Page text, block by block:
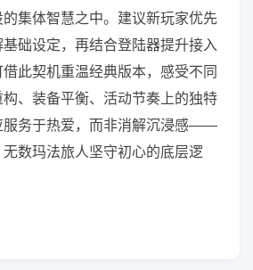
集体智慧之中。建议新玩家优先
础设定，再结合登陆器提升接入
此契机重温经典版本，感受不同
、装备平衡、活动节奏上的独特
服务于热爱，而非消解沉浸感——
数玛法旅人坚守初心的底层逻